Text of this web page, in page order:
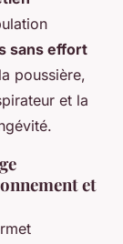
sans effort
poussière,
et la
et